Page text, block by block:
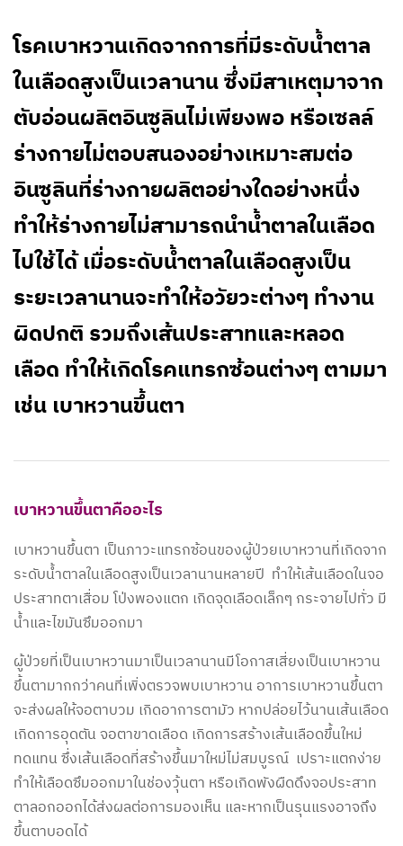
โรคเบาหวานเกิดจากการที่มีระดับน้ำตาล
ในเลือดสูงเป็นเวลานาน ซึ่งมีสาเหตุมาจาก
ตับอ่อนผลิตอินซูลินไม่เพียงพอ หรือเซลล์
ร่างกายไม่ตอบสนองอย่างเหมาะสมต่อ
อินซูลินที่ร่างกายผลิตอย่างใดอย่างหนึ่ง
ทำให้ร่างกายไม่สามารถนำน้ำตาลในเลือด
ไปใช้ได้ เมื่อระดับน้ำตาลในเลือดสูงเป็น
ระยะเวลานานจะทำให้อวัยวะต่างๆ ทำงาน
ผิดปกติ รวมถึงเส้นประสาทและหลอด
เลือด ทำให้เกิดโรคแทรกซ้อนต่างๆ ตามมา
เช่น เบาหวานขึ้นตา
เบาหวานขึ้นตาคืออะไร
เบาหวานขึ้นตา เป็นภาวะแทรกซ้อนของผู้ป่วยเบาหวานที่เกิดจาก
ระดับน้ำตาลในเลือดสูงเป็นเวลานานหลายปี ทำให้เส้นเลือดในจอ
ประสาทตาเสื่อม โป่งพองแตก เกิดจุดเลือดเล็กๆ กระจายไปทั่ว มี
น้ำและไขมันซึมออกมา
ผู้ป่วยที่เป็นเบาหวานมาเป็นเวลานานมีโอกาสเสี่ยงเป็นเบาหวาน
ขึ้นตามากกว่าคนที่เพิ่งตรวจพบเบาหวาน อาการเบาหวานขึ้นตา
จะส่งผลให้จอตาบวม เกิดอาการตามัว หากปล่อยไว้นานเส้นเลือด
เกิดการอุดตัน จอตาขาดเลือด เกิดการสร้างเส้นเลือดขึ้นใหม่
ทดแทน ซึ่งเส้นเลือดที่สร้างขึ้นมาใหม่ไม่สมบูรณ์ เปราะแตกง่าย
ทำให้เลือดซึมออกมาในช่องวุ้นตา หรือเกิดพังผืดดึงจอประสาท
ตาลอกออกได้ส่งผลต่อการมองเห็น และหากเป็นรุนแรงอาจถึง
ขึ้นตาบอดได้